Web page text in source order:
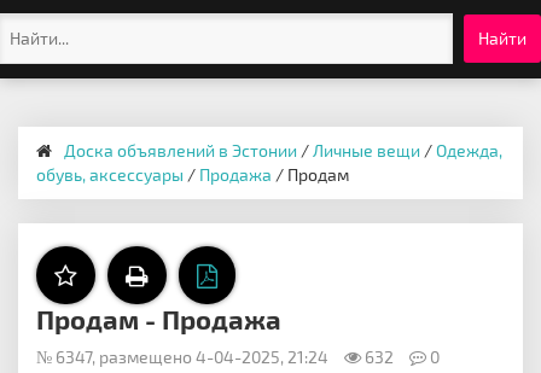
Найти
Доска объявлений в Эстонии /Личные вещи /Одежда,
обувь, аксессуары / Продажа / Продам
Продам - Продажа
№ 6347, размещено 4-04-2025, 21:24 632 0